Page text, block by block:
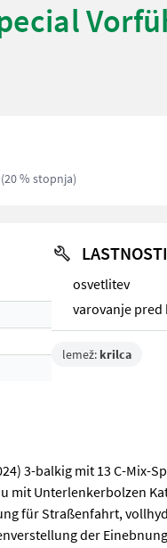
% stopnja)
LASTNOSTI
osvetlitev
varovanje pred
lemež: krilca
3-balkig mit 13 C-Mix-
Unterlenkerbolzen
für Straßenfahrt,
der